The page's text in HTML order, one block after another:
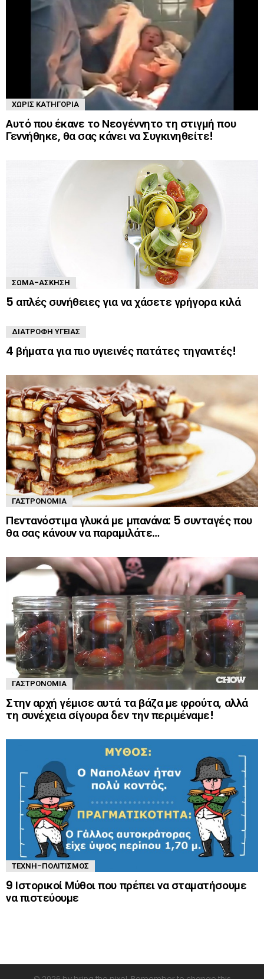
ΧΩΡΊΣ ΚΑΤΗΓΟΡΊΑ
Αυτό που έκανε το Νεογέννητο τη στιγμή που
Γεννήθηκε, θα σας κάνει να Συγκινηθείτε!
ΣΏΜΑ-ΆΣΚΗΣΗ
5 απλές συνήθειες για να χάσετε γρήγορα κιλά
ΔΙΑΤΡΟΦΉ ΥΓΕΊΑΣ
4 βήματα για πιο υγιεινές πατάτες τηγανιτές!
ΓΑΣΤΡΟΝΟΜΊΑ
Πεντανόστιμα γλυκά με μπανάνα: 5 συνταγές που
θα σας κάνουν να παραμιλάτε…
ΓΑΣΤΡΟΝΟΜΊΑ
Στην αρχή γέμισε αυτά τα βάζα με φρούτα, αλλά
τη συνέχεια σίγουρα δεν την περιμέναμε!
ΤΈΧΝΗ-ΠΟΛΙΤΙΣΜΌΣ
9 Ιστορικοί Μύθοι που πρέπει να σταματήσουμε
να πιστεύουμε